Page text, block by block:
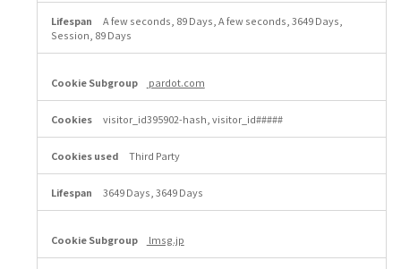
A few seconds, 89 Days, A few seconds, 3649 Days,
Session, 89 Days
pardot.com
visitor_id395902-hash, visitor_id#####
Third Party
3649 Days, 3649 Days
lmsg.jp